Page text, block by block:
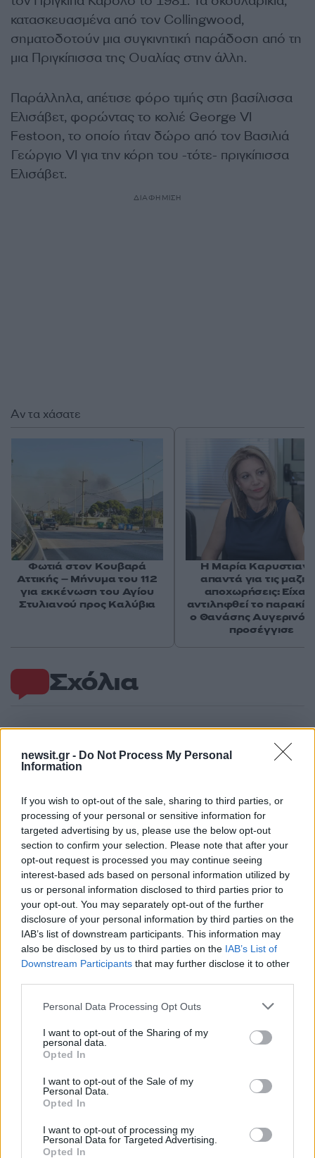
newsit.gr - Do Not Process My Personal
Information
If you wish to opt-out of the sale, sharing to third parties, or
processing of your personal or sensitive information for
targeted advertising by us, please use the below opt-out
section to confirm your selection. Please note that after your
opt-out request is processed you may continue seeing
interest-based ads based on personal information utilized by
us or personal information disclosed to third parties prior to
your opt-out. You may separately opt-out of the further
disclosure of your personal information by third parties on the
IAB’s list of downstream participants. This information may
also be disclosed by us to third parties on the IAB’s List of
Downstream Participants that may further disclose it to other
Please note that this website/app uses one or more Google
not limited to your visit or usage behaviour. You may click to
grant or deny consent to Google and its third-party tags to
use your data for below specified purposes in below Google
consent section.
Personal Data Processing Opt Outs
I want to opt-out of the Sharing of my
personal data.
Opted In
I want to opt-out of the Sale of my
Personal Data.
Opted In
I want to opt-out of processing my
Personal Data for Targeted Advertising.
Opted In
κατασκευασμένα από τον Collingwood,
σηματοδοτούν μια συγκινητική παράδοση από τη
μια Πριγκίπισσα της Ουαλίας στην άλλη.
Παράλληλα, απέτισε φόρο τιμής στη βασίλισσα
Ελισάβετ, φορώντας το κολιέ George VI
Festoon, το οποίο ήταν δώρο από τον Βασιλιά
Γεώργιο VI για την κόρη του -τότε- πριγκίπισσα
Ελισάβετ.
ΔΙΑΦΗΜΙΣΗ
Σχόλια
Σχολίασε εδώ
50 /50
2000 /2000
Υποβολή σχολίου
Όροι Χρήσης. Το site προστατεύεται από reCAPTCHA, ισχύουν
Πολιτική Απορρήτου& Όροι Χρήσηςτης Google.
ΚΕΙΤ ΜΙΝΤΛΕΤΟΝ
Share:
Ακολουθήστε το Νewsit.gr στο Google News
ενημερωθείτε πρώτοι για όλη την ειδησεογραφία και τα
τελευταία νέα
Αν τα χάσατε
Φωτιά στον Κουβαρά
Αττικής – Μήνυμα του 112
για εκκένωση του Αγίου
Στυλιανού προς Καλύβια
Η Μαρία
απαντά για τις
αποχωρήσεις:
αντιληφθεί το
ο Θανάσης Αυγερινός
προσέγγισε